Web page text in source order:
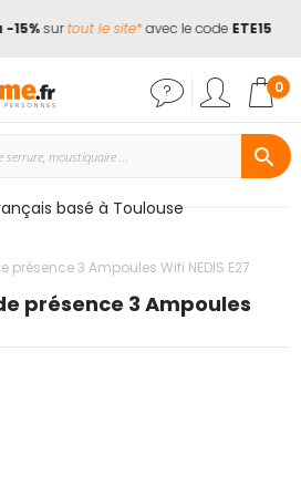
surtout le site*avec le codeETE15
0
basé à Toulouse
présence 3 Ampoules Wifi NEDIS E27
présence 3 Ampoules